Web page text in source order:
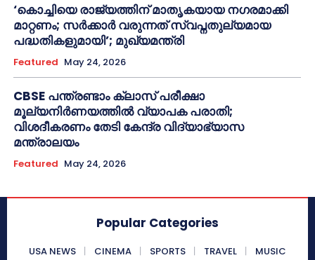
‘കൊച്ചിയെ രാജ്യത്തിന് മാതൃകയായ നഗരമാക്കി
മാറ്റണം; സർക്കാർ വരുന്നത് സ്വപ്നതുല്യമായ
പദ്ധതികളുമായി’; മുഖ്യമന്ത്രി
Featured May 24, 2026
CBSE പന്ത്രണ്ടാം ക്ലാസ് പരീക്ഷാ
മൂല്യനിർണയത്തിൽ വ്യാപക പരാതി;
വിശദീകരണം തേടി കേന്ദ്ര വിദ്യാഭ്യാസ
മന്ത്രാലയം
Featured May 24, 2026
Popular Categories
USA NEWS CINEMA SPORTS TRAVEL
MUSIC